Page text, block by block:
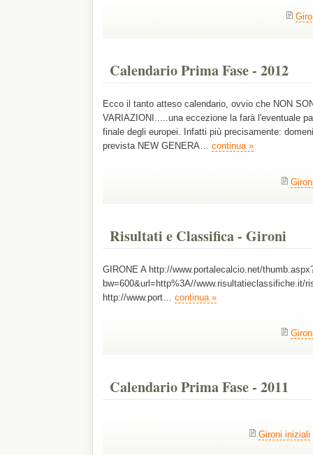
Calendario Prima Fase - 2012
Ecco il tanto atteso calendario, ovvio che NON
VARIAZIONI.....una eccezione la farà l'eventuale
finale degli europei. Infatti più precisamente:
prevista NEW GENERA… continua »
Risultati e Classifica - Gironi
GIRONE A http://www.portalecalcio.net/
bw=600&url=http%3A//www.risultatieclassifiche.it/
http://www.port… continua »
Calendario Prima Fase - 2011
Gironi iniziali